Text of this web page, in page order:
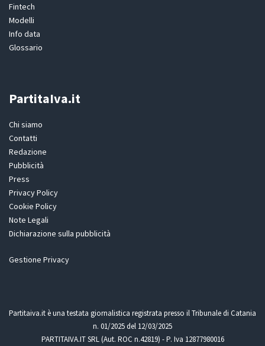
Fintech
Modelli
Info data
Glossario
PartitaIva.it
Chi siamo
Contatti
Redazione
Pubblicità
Press
Privacy Policy
Cookie Policy
Note Legali
Dichiarazione sulla pubblicità
Gestione Privacy
Partitaiva.it è una testata giornalistica registrata presso il Tribunale di Catania
n. 01/2025 del 12/03/2025
PARTITAIVA.IT SRL (Aut. ROC n.42819) - P. Iva 12877980016